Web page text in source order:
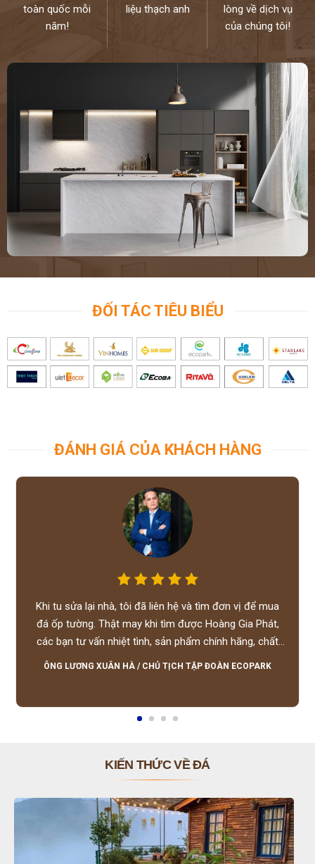
toàn quốc mỗi
năm!
liệu thạch anh
lòng về dịch vụ
của chúng tôi!
ĐỐI TÁC TIÊU BIỂU
ĐÁNH GIÁ CỦA KHÁCH HÀNG
Khi tu sửa lại nhà, tôi đã liên hệ và tìm đơn vị để mua
đá ốp tường. Thật may khi tìm được Hoàng Gia Phát,
các bạn tư vấn nhiệt tình, sản phẩm chính hãng, chất
lượng tốt, giá hợp lý, hỗ trợ tận tình.
ÔNG LƯƠNG XUÂN HÀ / CHỦ TỊCH TẬP ĐOÀN ECOPARK
KIẾN THỨC VỀ ĐÁ